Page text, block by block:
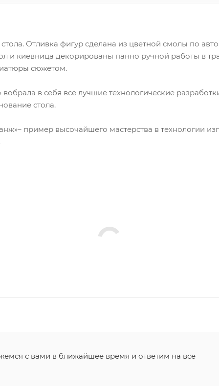
Отливка фигур сделана из цветной смолы по
и киевница декорированы панно ручной работы в
сюжетом.
в себя все лучшие технологические
стола.
пример высочайшего мастерства в технологии
с вами в ближайшее время и ответим на все